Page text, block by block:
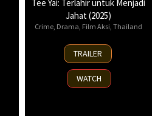
Tee Yai: Terlahir untuk Menjadi
Jahat (2025)
Crime, Drama, Film Aksi, Thailand
13
Nov
2025
TRAILER
WATCH